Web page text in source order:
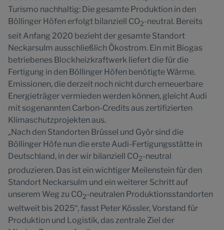
Turismo nachhaltig: Die gesamte Produktion in den
Böllinger Höfen erfolgt bilanziell CO2-neutral. Bereits
seit Anfang 2020 bezieht der gesamte Standort
Neckarsulm ausschließlich Ökostrom. Ein mit Biogas
betriebenes Blockheizkraftwerk liefert die für die
Fertigung in den Böllinger Höfen benötigte Wärme.
Emissionen, die derzeit noch nicht durch erneuerbare
Energieträger vermieden werden können, gleicht Audi
mit sogenannten Carbon-Credits aus zertifizierten
Klimaschutzprojekten aus.
„Nach den Standorten Brüssel und Györ sind die
Böllinger Höfe nun die erste Audi-Fertigungsstätte in
Deutschland, in der wir bilanziell CO2-neutral
produzieren. Das ist ein wichtiger Meilenstein für den
Standort Neckarsulm und ein weiterer Schritt auf
unserem Weg zu CO2-neutralen Produktionsstandorten
weltweit bis 2025“, fasst Peter Kössler, Vorstand für
Produktion und Logistik, das zentrale Ziel der